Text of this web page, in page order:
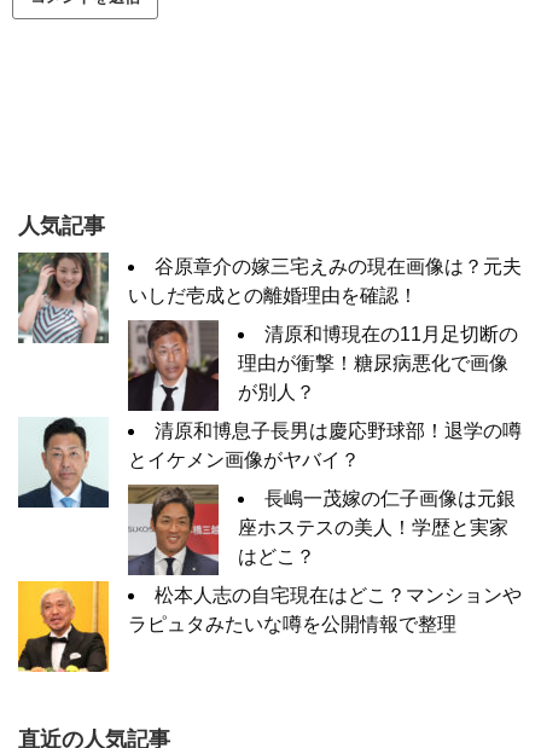
人気記事
谷原章介の嫁三宅えみの現在画像は？元夫
いしだ壱成との離婚理由を確認！
清原和博現在の11月足切断の
理由が衝撃！糖尿病悪化で画像
が別人？
清原和博息子長男は慶応野球部！退学の噂
とイケメン画像がヤバイ？
長嶋一茂嫁の仁子画像は元銀
座ホステスの美人！学歴と実家
はどこ？
松本人志の自宅現在はどこ？マンションや
ラピュタみたいな噂を公開情報で整理
直近の人気記事